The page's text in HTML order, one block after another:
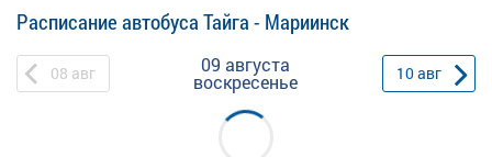
Расписание автобуса Тайга - Мариинск
08 авг 09 августа
воскресенье 10авг